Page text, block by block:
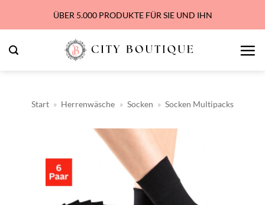
springen
ÜBER 5.000 PRODUKTE FÜR SIE UND IHN
Start » Herrenwäsche » Socken » Socken Multipacks